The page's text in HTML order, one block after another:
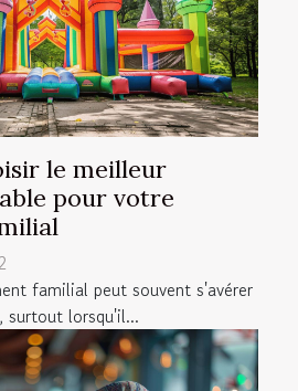
le meilleur
pour votre
familial peut souvent s'avérer
surtout lorsqu'il...